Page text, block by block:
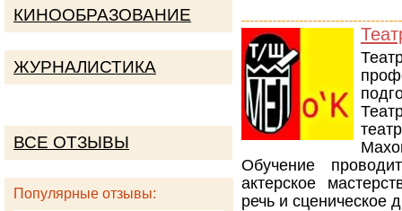
Обучение
актерское
речь и сценическое
КИНООБРАЗОВАНИЕ
ЖУРНАЛИСТИКА
ВСЕ ОТЗЫВЫ
Популярные отзывы: